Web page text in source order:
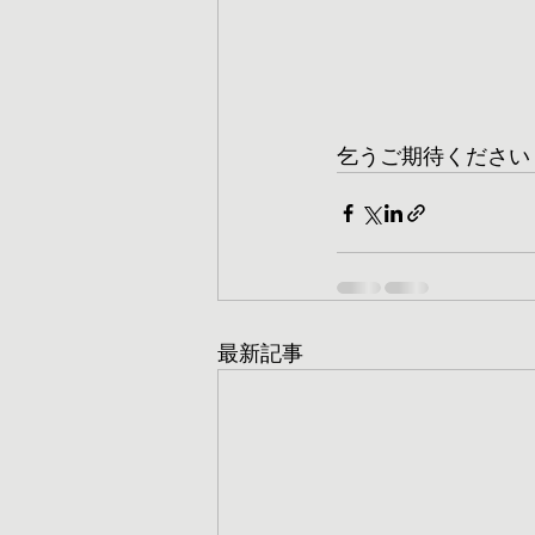
乞うご期待ください
最新記事